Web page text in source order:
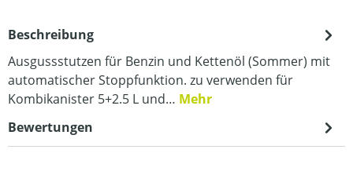
Beschreibung
Ausgussstutzen für Benzin und Kettenöl (Sommer) mit
automatischer Stoppfunktion. zu verwenden für
Kombikanister 5+2.5 L und… Mehr
Bewertungen